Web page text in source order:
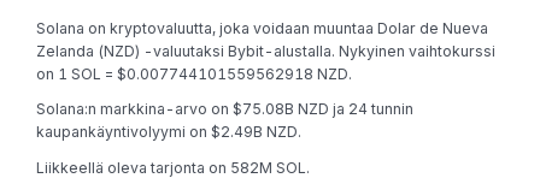
Solana on kryptovaluutta, joka voidaan muuntaa Dolar de Nueva
Zelanda (NZD) -valuutaksi Bybit-alustalla. Nykyinen vaihtokurssi
on 1 SOL = $0.007744101559562918 NZD.
Solana:n markkina-arvo on $75.08B NZD ja 24 tunnin
kaupankäyntivolyymi on $2.49B NZD.
Liikkeellä oleva tarjonta on 582M SOL.